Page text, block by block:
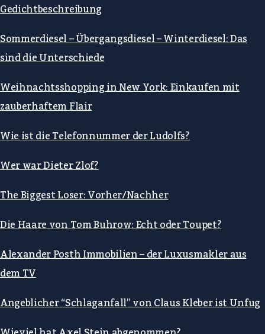
Gedichtbeschreibung
Sommerdiesel – Übergangsdiesel – Winterdiesel: Das
sind die Unterschiede
Weihnachtsshopping in New York: Einkaufen mit
zauberhaftem Flair
Wie ist die Telefonnummer der Ludolfs?
Wer war Dieter Zlof?
The Biggest Loser: Vorher/Nachher
Die Haare von Tom Buhrow: Echt oder Toupet?
Alexander Posth Immobilien – der Luxusmakler aus
dem TV
Angeblicher “Schlaganfall” von Claus Kleber ist Unfug